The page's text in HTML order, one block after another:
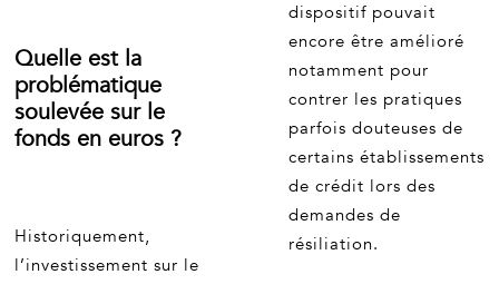
Quelle est la
problématique
soulevée sur le
fonds en euros ?
Historiquement,
l’investissement sur le
dispositif pouvait
encore être amélioré
notamment pour
contrer les pratiques
parfois douteuses de
certains établissements
de crédit lors des
demandes de
résiliation.